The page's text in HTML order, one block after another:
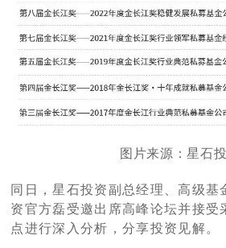
图片来源：星石
同日，星石投资副总经理、高级基
资官方磊受邀出席高峰论坛并接受
点进行深入分析，分享投资见解。